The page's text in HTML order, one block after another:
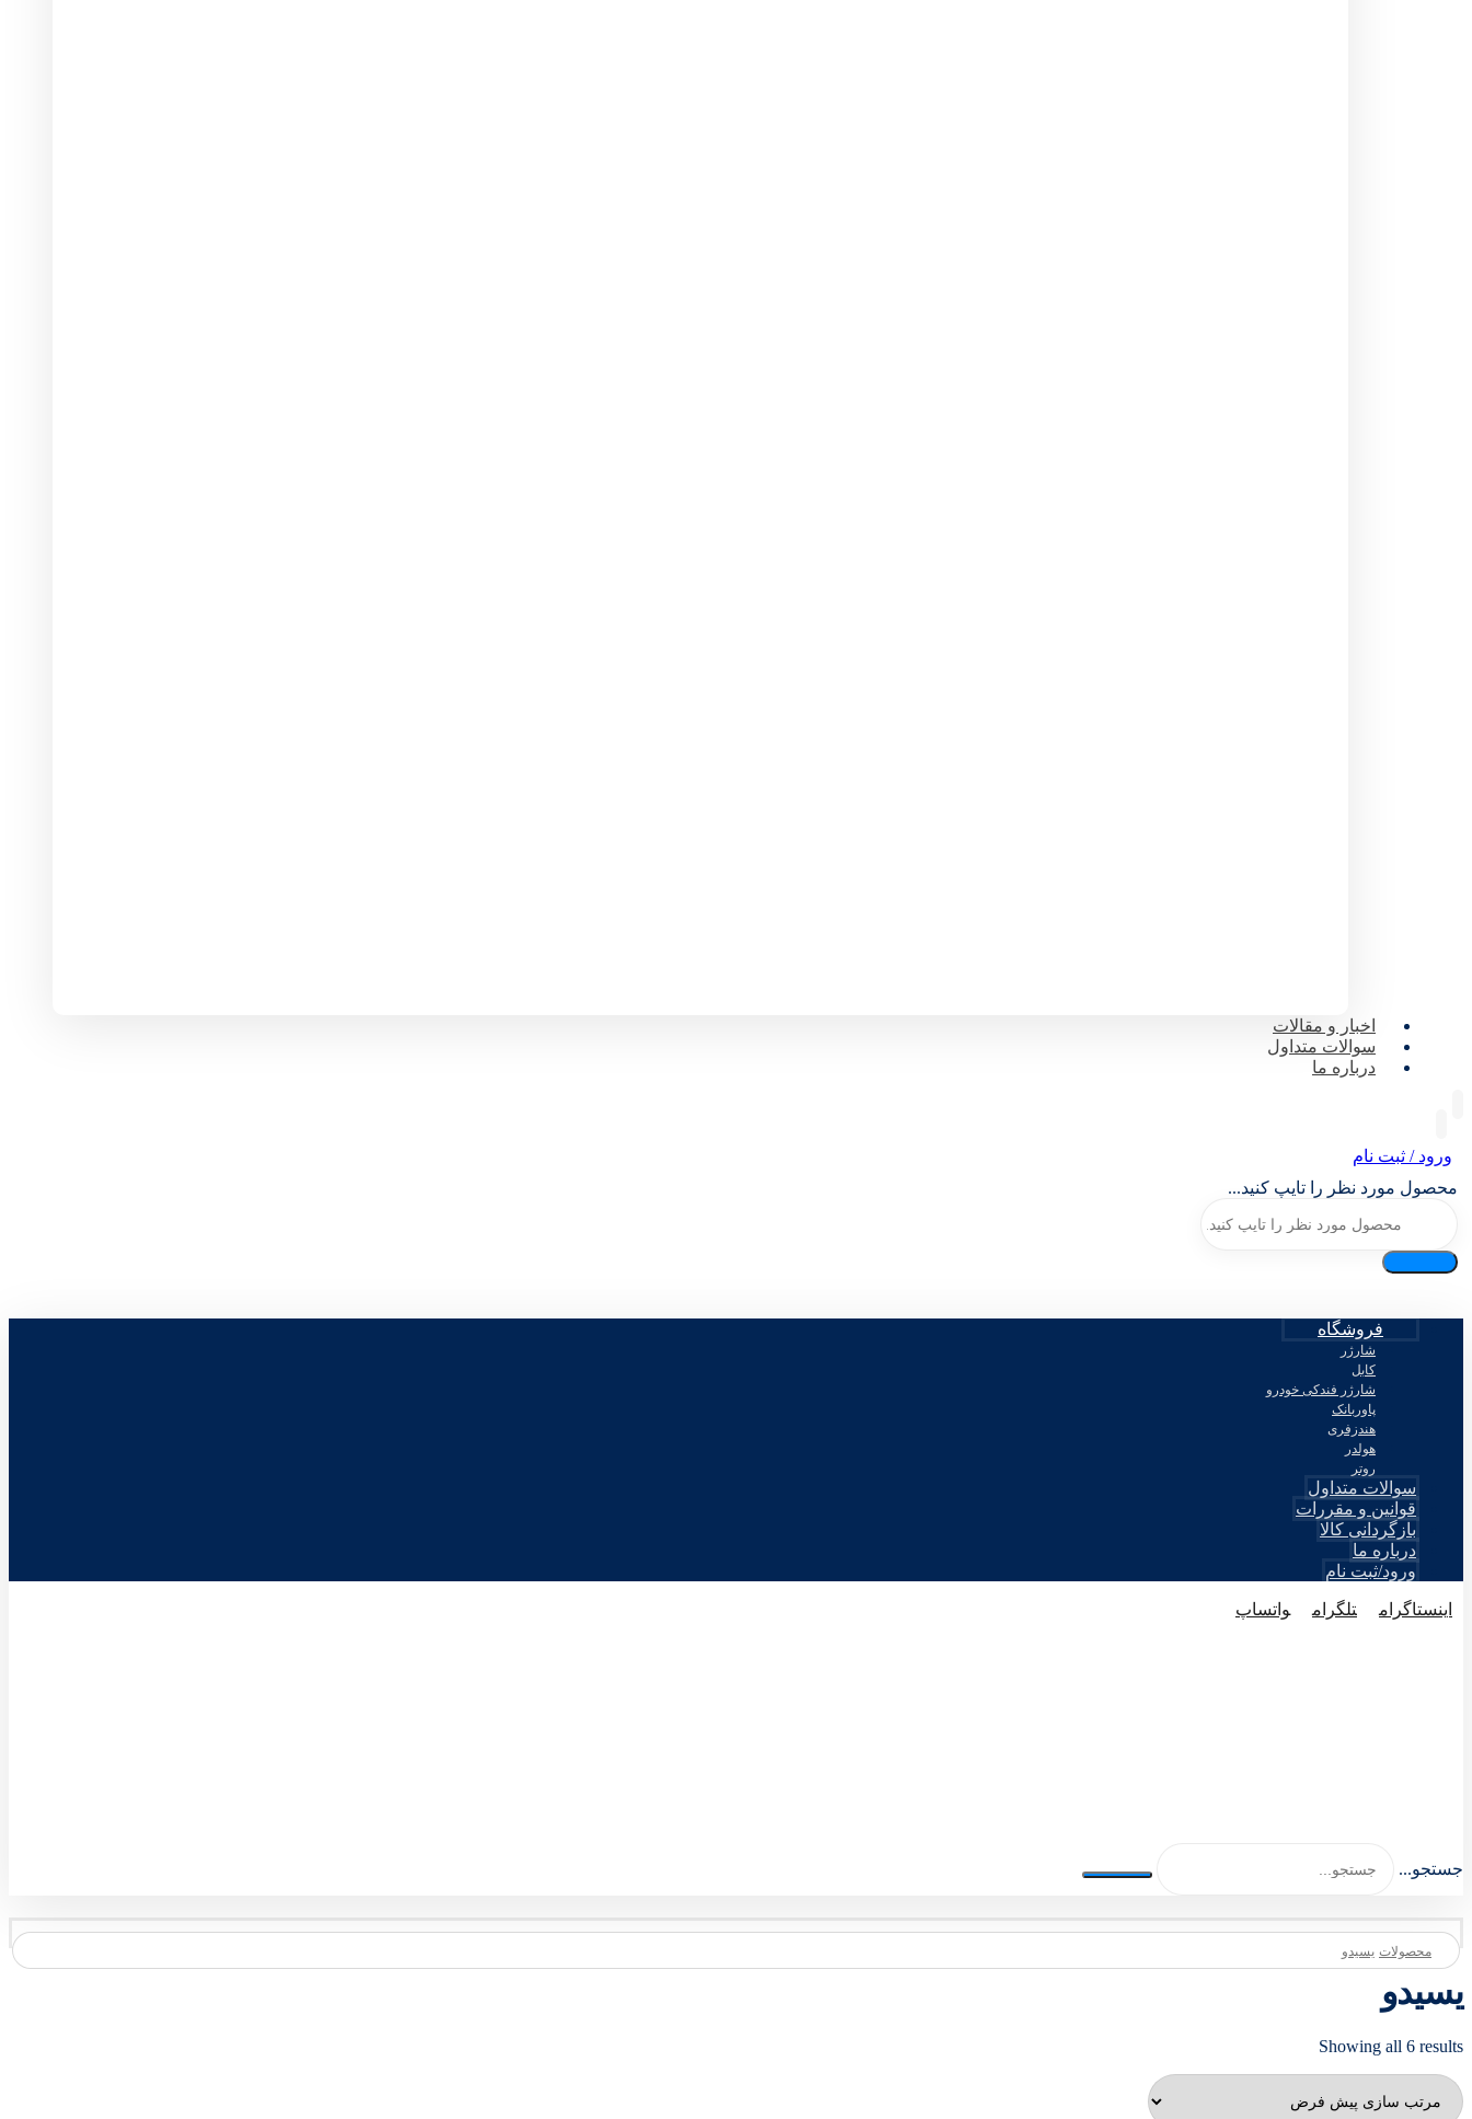
اخبار و مقالات
سوالات متداول
درباره ما
ورود / ثبت نام
محصول مورد نظر را تایپ کنید...
فروشگاه
شارژر
کابل
شارژر فندکی خودرو
پاوربانک
هندزفری
هولدر
روتر
سوالات متداول
قوانین و مقررات
بازگردانی کالا
درباره ما
ورود/ثبت نام
اینستاگرام تلگرام
واتساپ
جستجو...
محصولات یسیدو
یسیدو
Showing all 6 results